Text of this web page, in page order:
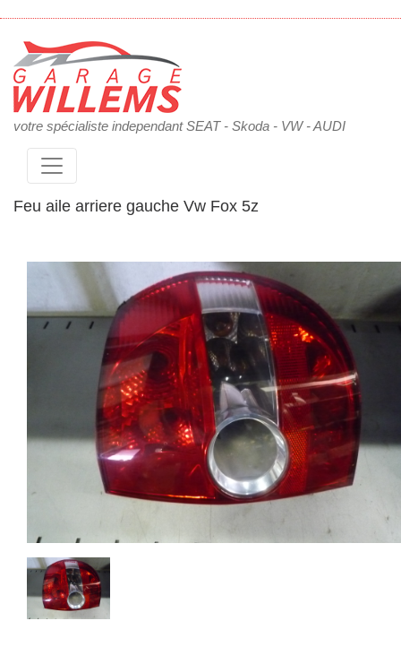
votre spécialiste independant SEAT - Skoda - VW - AUDI
Feu aile arriere gauche Vw Fox 5z